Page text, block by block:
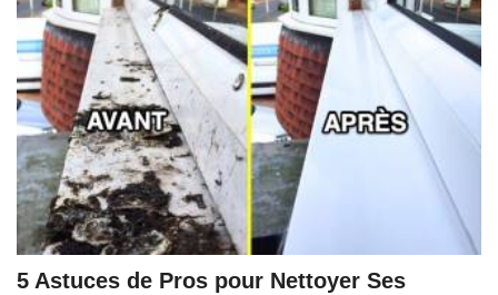
5 Astuces de Pros pour Nettoyer Ses